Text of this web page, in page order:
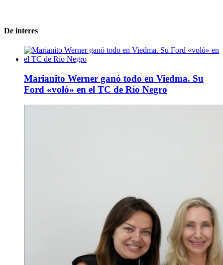
De interes
Marianito Werner ganó todo en Viedma. Su
Ford «voló» en el TC de Río Negro